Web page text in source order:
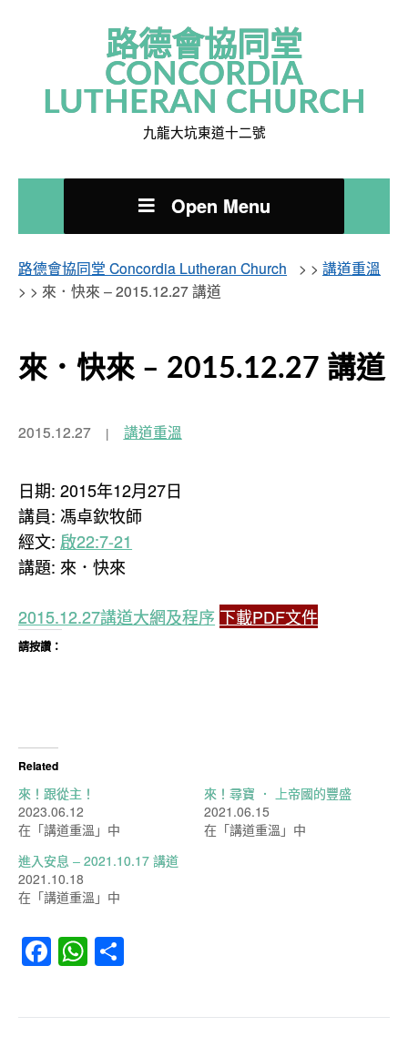
路德會協同堂
CONCORDIA
LUTHERAN CHURCH
九龍大坑東道十二號
Open Menu
路德會協同堂 Concordia Lutheran Church > > 講道重溫
> > 來．快來 – 2015.12.27 講道
來．快來 – 2015.12.27 講道
2015.12.27 講道重溫
日期: 2015年12月27日
講員: 馮卓欽牧師
經文: 啟22:7-21
講題: 來．快來
2015.12.27講道大網及程序 下載PDF文件
請按讚：
Related
來！跟從主！
2023.06.12
在「講道重溫」中
來！尋寶 ． 上帝國的豐盛
2021.06.15
在「講道重溫」中
進入安息 – 2021.10.17 講道
2021.10.18
在「講道重溫」中
Facebook
WhatsApp